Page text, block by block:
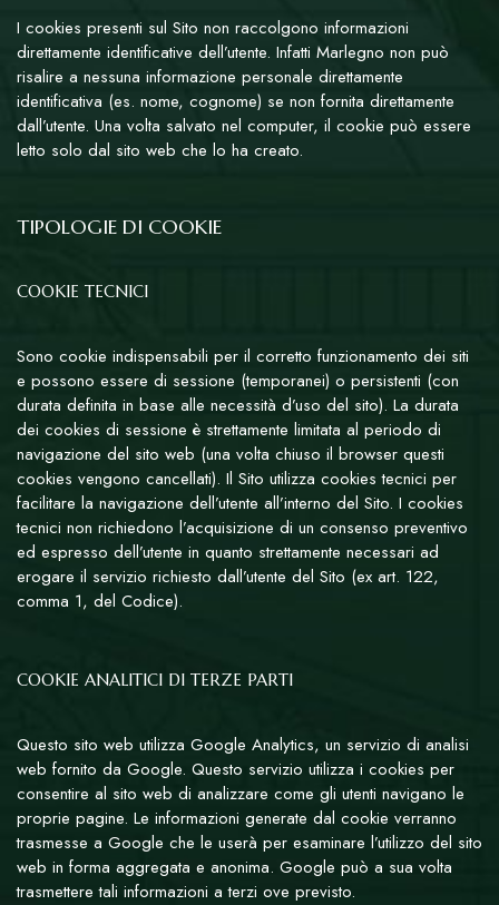
I cookies presenti sul Sito non raccolgono informazioni
direttamente identificative dell’utente. Infatti Marlegno non può
risalire a nessuna informazione personale direttamente
identificativa (es. nome, cognome) se non fornita direttamente
dall’utente. Una volta salvato nel computer, il cookie può essere
letto solo dal sito web che lo ha creato.
TIPOLOGIE DI COOKIE
COOKIE TECNICI
Sono cookie indispensabili per il corretto funzionamento dei siti
e possono essere di sessione (temporanei) o persistenti (con
durata definita in base alle necessità d’uso del sito). La durata
dei cookies di sessione è strettamente limitata al periodo di
navigazione del sito web (una volta chiuso il browser questi
cookies vengono cancellati). Il Sito utilizza cookies tecnici per
facilitare la navigazione dell’utente all’interno del Sito. I cookies
tecnici non richiedono l’acquisizione di un consenso preventivo
ed espresso dell’utente in quanto strettamente necessari ad
erogare il servizio richiesto dall’utente del Sito (ex art. 122,
comma 1, del Codice).
COOKIE ANALITICI DI TERZE PARTI
Questo sito web utilizza Google Analytics, un servizio di analisi
web fornito da Google. Questo servizio utilizza i cookies per
consentire al sito web di analizzare come gli utenti navigano le
proprie pagine. Le informazioni generate dal cookie verranno
trasmesse a Google che le userà per esaminare l’utilizzo del sito
web in forma aggregata e anonima. Google può a sua volta
trasmettere tali informazioni a terzi ove previsto.